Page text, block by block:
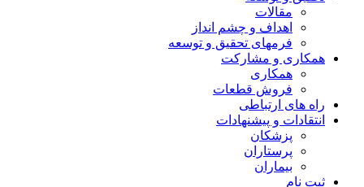
مقالات
اهداف و چشم انداز
فرمهای تحقیق و توسعه
همکاری و مشارکت
همکاری
فروش قطعات
راه های ارتباطی
انتقادات و پيشنهادات
پزشكان
پرستاران
بيماران
ثبت نام